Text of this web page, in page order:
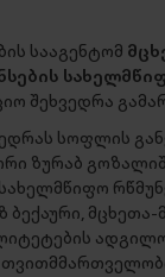
სააგენტომ
შეხვედრა
სოფლის
ზურაბ
მცხეთა-